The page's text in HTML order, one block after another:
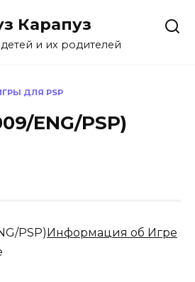
Карапуз
и их родителей
ДЛЯ PSP
ENG/PSP)
Информация об Игре